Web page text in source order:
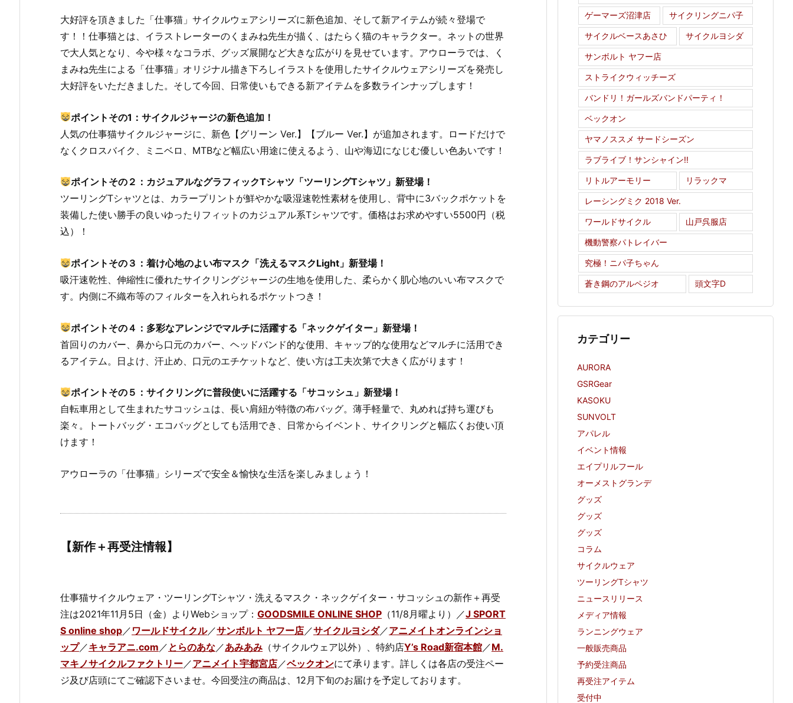
大好評を頂きました「仕事猫」サイクルウェアシリーズに新色追加、そして新アイテムが続々登場で
す！！仕事猫とは、イラストレーターのくまみね先生が描く、はたらく猫のキャラクター。ネットの世界
で大人気となり、今や様々なコラボ、グッズ展開など大きな広がりを見せています。アウローラでは、く
まみね先生による「仕事猫」オリジナル描き下ろしイラストを使用したサイクルウェアシリーズを発売し
大好評をいただきました。そして今回、日常使いもできる新アイテムを多数ラインナップします！
ポイントその1：サイクルジャージの新色追加！
人気の仕事猫サイクルジャージに、新色【グリーン Ver.】【ブルー Ver.】が追加されます。ロードだけで
なくクロスバイク、ミニベロ、MTBなど幅広い用途に使えるよう、山や海辺になじむ優しい色あいです！
ポイントその２：カジュアルなグラフィックTシャツ「ツーリングTシャツ」新登場！
ツーリングTシャツとは、カラープリントが鮮やかな吸湿速乾性素材を使用し、背中に3バックポケットを
装備した使い勝手の良いゆったりフィットのカジュアル系Tシャツです。価格はお求めやすい5500円（税
込）！
ポイントその３：着け心地のよい布マスク「洗えるマスクLight」新登場！
吸汗速乾性、伸縮性に優れたサイクリングジャージの生地を使用した、柔らかく肌心地のいい布マスクで
す。内側に不織布等のフィルターを入れられるポケットつき！
ポイントその４：多彩なアレンジでマルチに活躍する「ネックゲイター」新登場！
首回りのカバー、鼻から口元のカバー、ヘッドバンド的な使用、キャップ的な使用などマルチに活用でき
るアイテム。日よけ、汗止め、口元のエチケットなど、使い方は工夫次第で大きく広がります！
ポイントその５：サイクリングに普段使いに活躍する「サコッシュ」新登場！
自転車用として生まれたサコッシュは、長い肩紐が特徴の布バッグ。薄手軽量で、丸めれば持ち運びも
楽々。トートバッグ・エコバッグとしても活用でき、日常からイベント、サイクリングと幅広くお使い頂
けます！
アウローラの「仕事猫」シリーズで安全＆愉快な生活を楽しみましょう！
【新作＋再受注情報】
仕事猫サイクルウェア・ツーリングTシャツ・洗えるマスク・ネックゲイター・サコッシュの新作＋再受
注は2021年11月5日（金）よりWebショップ： GOODSMILE ONLINE SHOP （11/8月曜より）／J SPORT
S online shop／ ワールドサイクル／サンボルト ヤフー店／サイクルヨシダ／アニメイトオンラインショ
ップ／キャラアニ.com ／ とらのあな／あみあみ （サイクルウェア以外）、特約店Y’s Road新宿本館／M.
マキノサイクルファクトリー／アニメイト宇都宮店／ベックオンにて承ります。詳しくは各店の受注ペー
ジ及び店頭にてご確認下さいませ。今回受注の商品は、12月下旬のお届けを予定しております。
ゲーマーズ沼津店 サイクリングニパ子
サイクルベースあさひ サイクルヨシダ
サンボルト ヤフー店
ストライクウィッチーズ
バンドリ！ガールズバンドパーティ！
ベックオン
ヤマノススメ サードシーズン
ラブライブ！サンシャイン!!
リトルアーモリー リラックマ
レーシングミク 2018 Ver.
ワールドサイクル 山戸呉服店
機動警察パトレイバー
究極！ニパ子ちゃん
蒼き鋼のアルペジオ 頭文字D
カテゴリー
AURORA
GSRGear
KASOKU
SUNVOLT
アパレル
イベント情報
エイプリルフール
オーメストグランデ
グッズ
グッズ
グッズ
コラム
サイクルウェア
ツーリングTシャツ
ニュースリリース
メディア情報
ランニングウェア
一般販売商品
予約受注商品
再受注アイテム
受付中